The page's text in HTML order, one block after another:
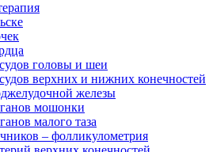
головы и шеи
верхних и нижних конечностей
железы
мошонки
малого таза
– фолликулометрия